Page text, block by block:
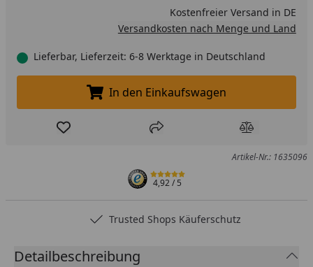
Kostenfreier Versand in DE
Versandkosten nach Menge und Land
Lieferbar, Lieferzeit: 6-8 Werktage in Deutschland
In den Einkaufswagen legen
In den Einkaufswagen
Produkt zur Wunschliste hinzufügen
Teilen Produkt
Artikel-Nr.: 1635096
4,92/ 5
Trusted Shops Käuferschutz
Detailbeschreibung